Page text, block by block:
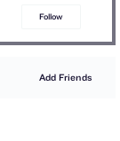
Follow
Add Friends